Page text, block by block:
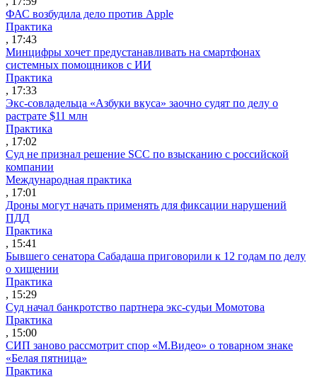
ФАС возбудила дело против Apple
Практика
, 17:43
Минцифры хочет предустанавливать на смартфонах
системных помощников с ИИ
Практика
, 17:33
Экс-совладельца «Азбуки вкуса» заочно судят по делу о
растрате $11 млн
Практика
, 17:02
Суд не признал решение SCC по взысканию с российской
компании
Международная практика
, 17:01
Дроны могут начать применять для фиксации нарушений
ПДД
Практика
, 15:41
Бывшего сенатора Сабадаша приговорили к 12 годам по делу
о хищении
Практика
, 15:29
Суд начал банкротство партнера экс-судьи Момотова
Практика
, 15:00
СИП заново рассмотрит спор «М.Видео» о товарном знаке
«Белая пятница»
Практика